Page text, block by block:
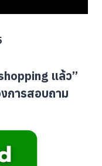
แล้ว”
การสอบถาม